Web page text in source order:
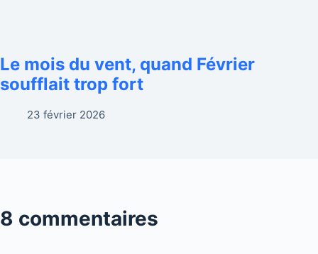
Le mois du vent, quand Février
soufflait trop fort
23 février 2026
8 commentaires